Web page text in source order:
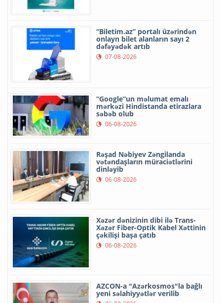
“Biletim.az” portalı üzərindən
onlayn bilet alanların sayı 2
dəfəyədək artıb
07-08-2026
“Google”un məlumat emalı
mərkəzi Hindistanda etirazlara
səbəb olub
06-08-2026
Rəşad Nəbiyev Zəngilanda
vətəndaşların müraciətlərini
dinləyib
06-08-2026
Xəzər dənizinin dibi ilə Trans-
Xəzər Fiber-Optik Kabel Xəttinin
çəkilişi başa çatıb
06-08-2026
AZCON-a "Azərkosmos"la bağlı
yeni səlahiyyətlər verilib